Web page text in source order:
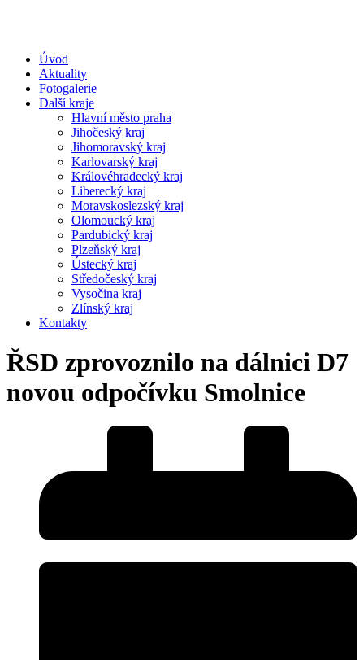
Úvod
Aktuality
Fotogalerie
Další kraje
Hlavní město praha
Jihočeský kraj
Jihomoravský kraj
Karlovarský kraj
Královéhradecký kraj
Liberecký kraj
Moravskoslezský kraj
Olomoucký kraj
Pardubický kraj
Plzeňský kraj
Ústecký kraj
Středočeský kraj
Vysočina kraj
Zlínský kraj
Kontakty
ŘSD zprovoznilo na dálnici D7
novou odpočívku Smolnice